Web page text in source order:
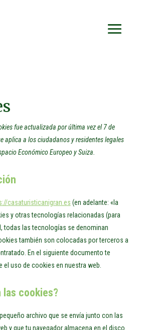
fue actualizada por última vez el 7 de
aplica a los ciudadanos y residentes legales
Económico Europeo y Suiza.
casaturisticanigran.es (en adelante: «la
y otras tecnologías relacionadas (para
todas las tecnologías se denominan
también son colocadas por terceros a
En el siguiente documento te
uso de cookies en nuestra web.
las cookies?
archivo que se envía junto con las
y que tu navegador almacena en el disco